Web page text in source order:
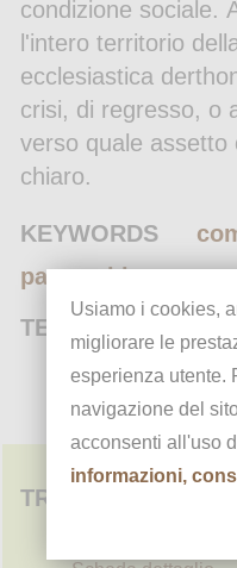
condizione sociale.
l'intero territorio
ecclesiastica
crisi, di regresso, o
verso quale assetto
chiaro.
KEYWORDS
parrocchie
TEMI
TRACCE PER LA
Usiamo i cookies,
migliorare le
esperienza utente.
navigazione del
acconsenti all'uso
informazioni,